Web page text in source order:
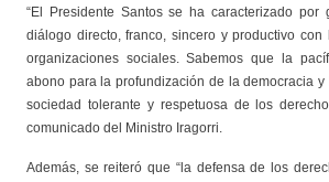
“El Presidente Santos se ha caracterizado por
diálogo directo, franco, sincero y productivo
organizaciones sociales. Sabemos que la
abono para la profundización de la democracia
sociedad tolerante y respetuosa de los
comunicado del Ministro Iragorri.
Además, se reiteró que “la defensa de los